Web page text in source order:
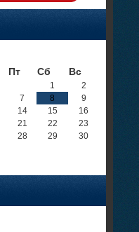
Пт Сб Вс
1
2
7 8
9
14 15
16
21 22
23
28 29
30